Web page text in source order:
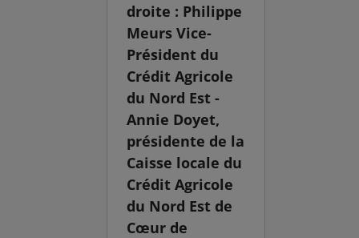
droite : Philippe
Meurs Vice-
Président du
Crédit Agricole
du Nord Est -
Annie Doyet,
présidente de la
Caisse locale du
Crédit Agricole
du Nord Est de
Cœur de